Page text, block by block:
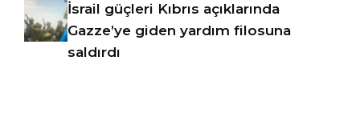
İsrail güçleri Kıbrıs açıklarında
Gazze’ye giden yardım filosuna
saldırdı